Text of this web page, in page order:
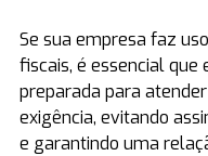
Se sua empresa faz
fiscais, é essencial que
preparada para
exigência, evitando
e garantindo uma